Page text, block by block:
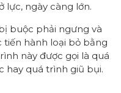
lực, ngày càng lớn.
buộc phải ngưng và
hành loại bỏ bằng
này được gọi là quá
hay quá trình giũ bụi.